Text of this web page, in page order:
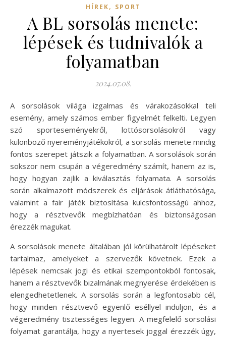
HÍREK, SPORT
A BL sorsolás menete:
lépések és tudnivalók a
folyamatban
2024.07.08.
A sorsolások világa izgalmas és várakozásokkal teli
esemény, amely számos ember figyelmét felkelti. Legyen
szó sporteseményekről, lottósorsolásokról vagy
különböző nyereményjátékokról, a sorsolás menete mindig
fontos szerepet játszik a folyamatban. A sorsolások során
sokszor nem csupán a végeredmény számít, hanem az is,
hogy hogyan zajlik a kiválasztás folyamata. A sorsolás
során alkalmazott módszerek és eljárások átláthatósága,
valamint a fair játék biztosítása kulcsfontosságú ahhoz,
hogy a résztvevők megbízhatóan és biztonságosan
érezzék magukat.
A sorsolások menete általában jól körülhatárolt lépéseket
tartalmaz, amelyeket a szervezők követnek. Ezek a
lépések nemcsak jogi és etikai szempontokból fontosak,
hanem a résztvevők bizalmának megnyerése érdekében is
elengedhetetlenek. A sorsolás során a legfontosabb cél,
hogy minden résztvevő egyenlő eséllyel induljon, és a
végeredmény tisztességes legyen. A megfelelő sorsolási
folyamat garantálja, hogy a nyertesek joggal érezzék úgy,